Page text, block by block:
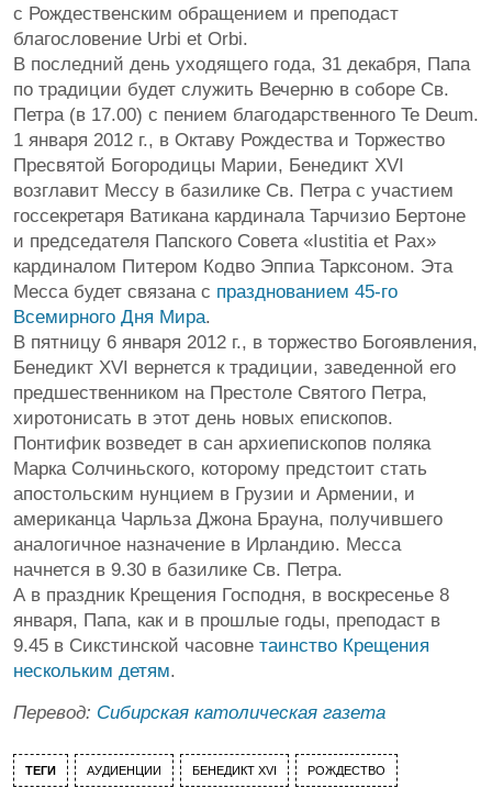
с Рождественским обращением и преподаст
благословение Urbi et Orbi.
В последний день уходящего года, 31 декабря, Папа
по традиции будет служить Вечерню в соборе Св.
Петра (в 17.00) с пением благодарственного Te Deum.
1 января 2012 г., в Октаву Рождества и Торжество
Пресвятой Богородицы Марии, Бенедикт XVI
возглавит Мессу в базилике Св. Петра с участием
госсекретаря Ватикана кардинала Тарчизио Бертоне
и председателя Папского Совета «Iustitia et Pax»
кардиналом Питером Кодво Эппиа Тарксоном. Эта
Месса будет связана с празднованием 45-го
Всемирного Дня Мира.
В пятницу 6 января 2012 г., в торжество Богоявления,
Бенедикт XVI вернется к традиции, заведенной его
предшественником на Престоле Святого Петра,
хиротонисать в этот день новых епископов.
Понтифик возведет в сан архиепископов поляка
Марка Солчиньского, которому предстоит стать
апостольским нунцием в Грузии и Армении, и
американца Чарльза Джона Брауна, получившего
аналогичное назначение в Ирландию. Месса
начнется в 9.30 в базилике Св. Петра.
А в праздник Крещения Господня, в воскресенье 8
января, Папа, как и в прошлые годы, преподаст в
9.45 в Сикстинской часовне таинство Крещения
нескольким детям.
Перевод: Сибирская католическая газета
ТЕГИ АУДИЕНЦИИ БЕНЕДИКТ XVI РОЖДЕСТВО